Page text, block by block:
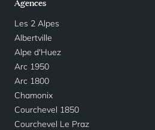
Agences
Les 2 Alpes
Albertville
Alpe d'Huez
Arc 1950
Arc 1800
Chamonix
Courchevel 1850
Courchevel Le Praz